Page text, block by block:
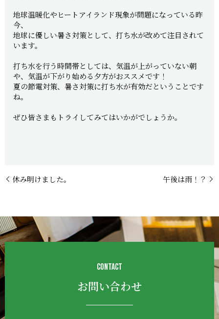
地球温暖化やヒートアイランド現象が問題になっている昨
今、
地球に優しい暑さ対策として、打ち水が改めて注目されて
います。
打ち水を行う時間帯としては、気温が上がっていない朝
や、気温が下がり始める夕方がおススメです！
夏の節電対策、暑さ対策に打ち水が有効だということです
ね。
ぜひ皆さまもトライしてみてはいかがでしょうか。
休み明けました。 午後は雨！？
CONTACT
お問い合わせ